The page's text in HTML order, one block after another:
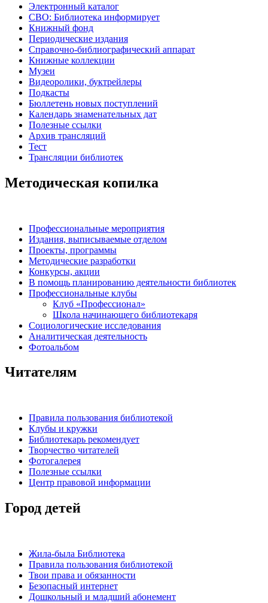
Электронный каталог
СВО: Библиотека информирует
Книжный фонд
Периодические издания
Справочно-библиографический аппарат
Книжные коллекции
Музеи
Видеоролики, буктрейлеры
Подкасты
Бюллетень новых поступлений
Календарь знаменательных дат
Полезные ссылки
Архив трансляций
Тест
Трансляции библиотек
Методическая копилка
Профессиональные мероприятия
Издания, выписываемые отделом
Проекты, программы
Методические разработки
Конкурсы, акции
В помощь планированию деятельности библиотек
Профессиональные клубы
Клуб «Профессионал»
Школа начинающего библиотекаря
Социологические исследования
Аналитическая деятельность
Фотоальбом
Читателям
Правила пользования библиотекой
Клубы и кружки
Библиотекарь рекомендует
Творчество читателей
Фотогалерея
Полезные ссылки
Центр правовой информации
Город детей
Жила-была Библиотека
Правила пользования библиотекой
Твои права и обязанности
Безопасный интернет
Дошкольный и младший абонемент